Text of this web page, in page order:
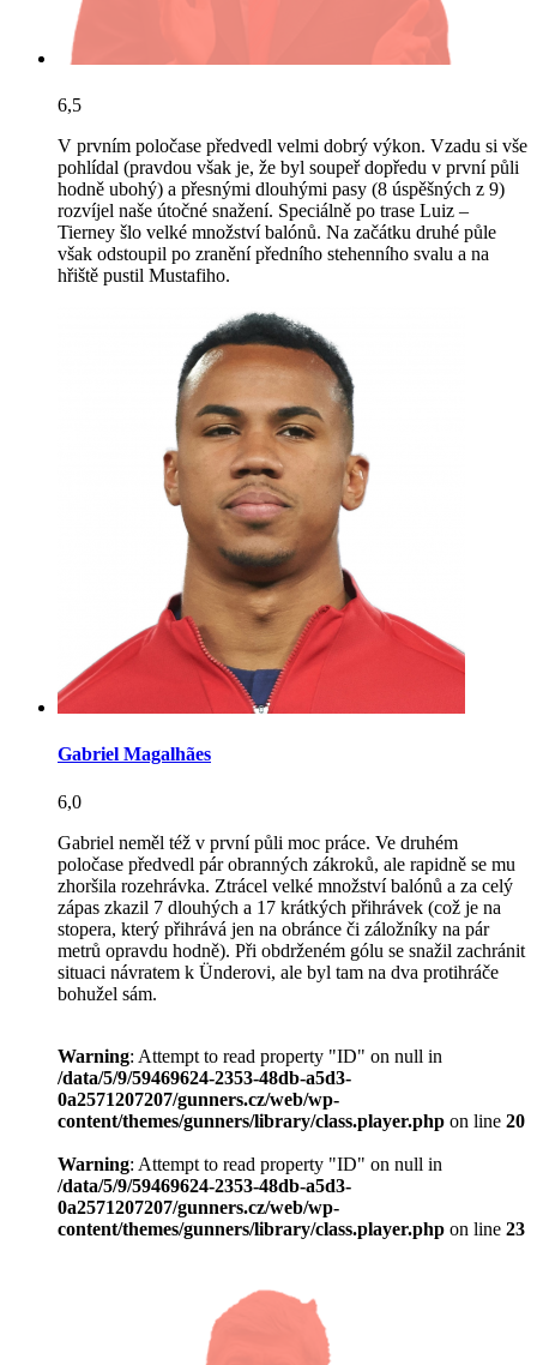
6,5
V prvním poločase předvedl velmi dobrý výkon. Vzadu si vše
pohlídal (pravdou však je, že byl soupeř dopředu v první půli
hodně ubohý) a přesnými dlouhými pasy (8 úspěšných z 9)
rozvíjel naše útočné snažení. Speciálně po trase Luiz –
Tierney šlo velké množství balónů. Na začátku druhé půle
však odstoupil po zranění předního stehenního svalu a na
hřiště pustil Mustafiho.
Gabriel Magalhães
6,0
Gabriel neměl též v první půli moc práce. Ve druhém
poločase předvedl pár obranných zákroků, ale rapidně se mu
zhoršila rozehrávka. Ztrácel velké množství balónů a za celý
zápas zkazil 7 dlouhých a 17 krátkých přihrávek (což je na
stopera, který přihrává jen na obránce či záložníky na pár
metrů opravdu hodně). Při obdrženém gólu se snažil zachránit
situaci návratem k Ünderovi, ale byl tam na dva protihráče
bohužel sám.
Warning: Attempt to read property "ID" on null in
/data/5/9/59469624-2353-48db-a5d3-
0a2571207207/gunners.cz/web/wp-
content/themes/gunners/library/class.player.php on line 20
Warning: Attempt to read property "ID" on null in
/data/5/9/59469624-2353-48db-a5d3-
0a2571207207/gunners.cz/web/wp-
content/themes/gunners/library/class.player.php on line 23